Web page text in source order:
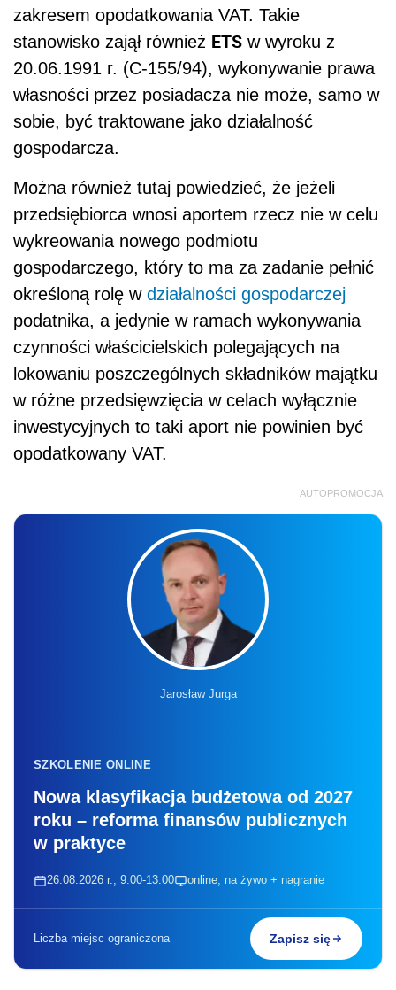
zakresem opodatkowania VAT. Takie
stanowisko zajął również ETS w wyroku z
20.06.1991 r. (C-155/94), wykonywanie prawa
własności przez posiadacza nie może, samo w
sobie, być traktowane jako działalność
gospodarcza.
Można również tutaj powiedzieć, że jeżeli
przedsiębiorca wnosi aportem rzecz nie w celu
wykreowania nowego podmiotu
gospodarczego, który to ma za zadanie pełnić
określoną rolę w działalności gospodarczej
podatnika, a jedynie w ramach wykonywania
czynności właścicielskich polegających na
lokowaniu poszczególnych składników majątku
w różne przedsięwzięcia w celach wyłącznie
inwestycyjnych to taki aport nie powinien być
opodatkowany VAT.
AUTOPROMOCJA
Jarosław Jurga
SZKOLENIE ONLINE
Nowa klasyfikacja budżetowa od 2027
roku – reforma finansów publicznych
w praktyce
26.08.2026 r., 9:00-13:00 online, na żywo + nagranie
Liczba miejsc ograniczona Zapisz się